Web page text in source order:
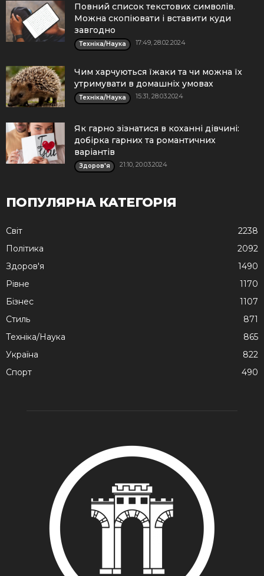
Повний список текстових символів.
Можна скопіювати і вставити куди
завгодно
Техніка/Наука 17:49, 28.02.2024
Чим харчуються їжаки та чи можна їх
утримувати в домашніх умовах
Техніка/Наука 15:31, 28.03.2024
Як гарно зізнатися в коханні дівчині:
добірка гарних та романтичних
варіантів
Здоров'я 21:10, 20.03.2024
ПОПУЛЯРНА КАТЕГОРІЯ
Cвіт
2238
Політика
2092
Здоров'я
1490
Рівне
1170
Бізнес
1107
Стиль
871
Техніка/Наука
865
Україна
822
Спорт
490